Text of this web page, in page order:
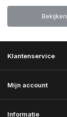
Bekijken
Klantenservice
Mijn account
Informatie